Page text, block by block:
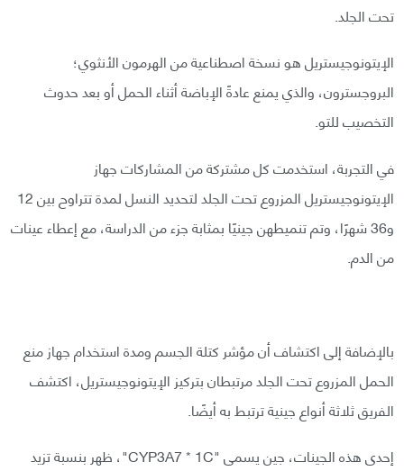
تحت الجلد.
الإيتونوجيستريل هو نسخة اصطناعية من الهرمون الأنثوي؛
البروجسترون، والذي يمنع عادةً الإباضة أثناء الحمل أو بعد حدوث
التخصيب للتو.
في التجربة، استخدمت كل مشتركة من المشاركات جهاز
الإيتونوجيستريل المزروع تحت الجلد لتحديد النسل لمدة تتراوح بين 12
و36 شهرًا، وتم تنميطهن جينيًا بمثابة جزء من الدراسة، مع إعطاء عينات
من الدم.
بالإضافة إلى اكتشاف أن مؤشر كتلة الجسم ومدة استخدام جهاز منع
الحمل المزروع تحت الجلد مرتبطان بتركيز الإيتونوجيستريل، اكتشف
الفريق ثلاثة أنواع جينية ترتبط به أيضًا.
إحدى هذه الجينات، جين يسمى "CYP3A7 * 1C"، ظهر بنسبة تزيد